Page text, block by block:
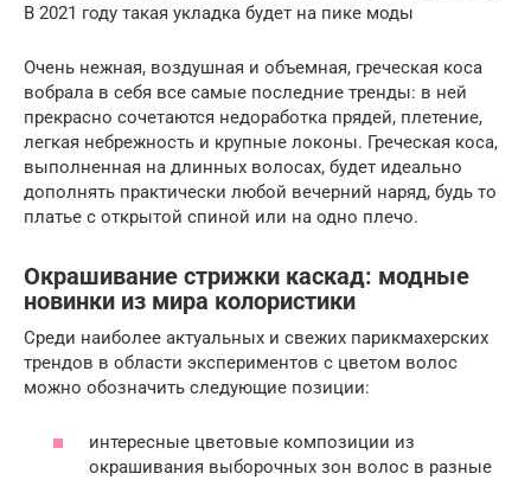
В 2021 году такая укладка будет на пике моды
Очень нежная, воздушная и объемная, греческая коса
вобрала в себя все самые последние тренды: в ней
прекрасно сочетаются недоработка прядей, плетение,
легкая небрежность и крупные локоны. Греческая коса,
выполненная на длинных волосах, будет идеально
дополнять практически любой вечерний наряд, будь то
платье с открытой спиной или на одно плечо.
Окрашивание стрижки каскад: модные
новинки из мира колористики
Среди наиболее актуальных и свежих парикмахерских
трендов в области экспериментов с цветом волос
можно обозначить следующие позиции:
интересные цветовые композиции из
окрашивания выборочных зон волос в разные